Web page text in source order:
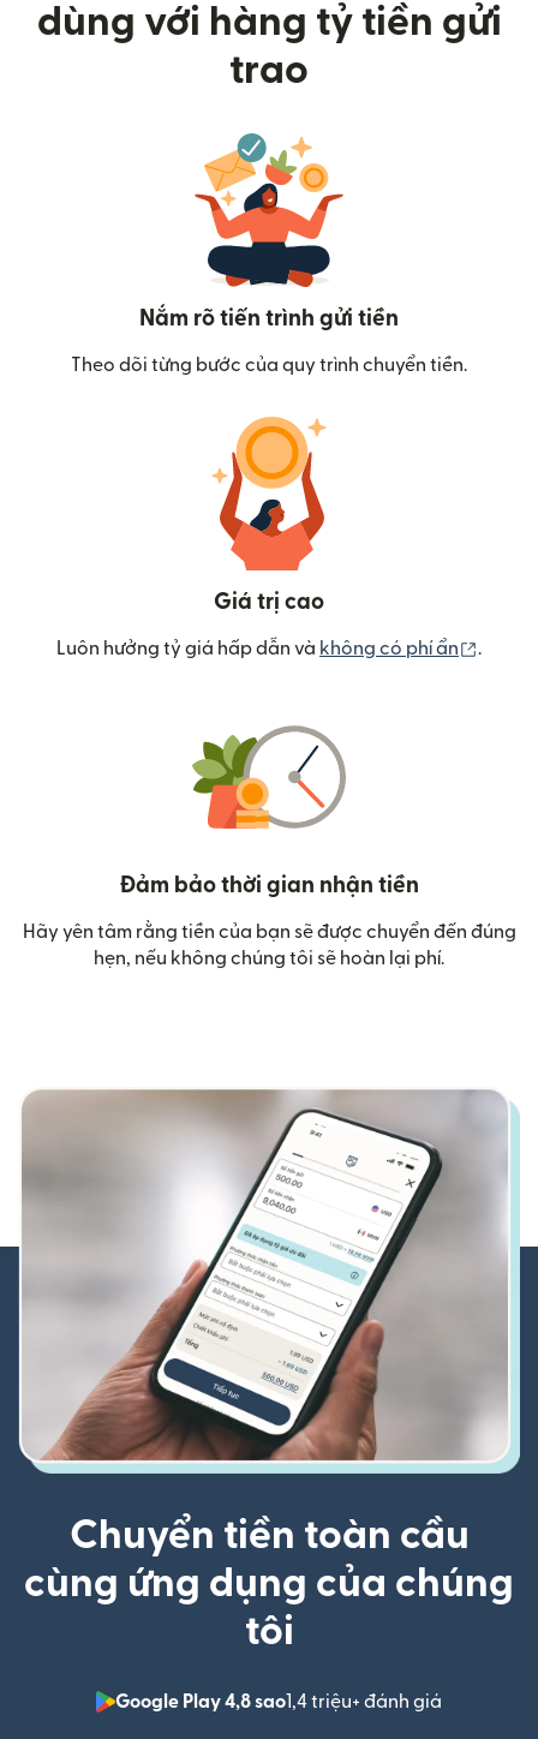
dùng với hàng tỷ tiền gửi
trao
Nắm rõ tiến trình gửi tiền
Theo dõi từng bước của quy trình chuyển tiền.
Giá trị cao
Luôn hưởng tỷ giá hấp dẫn và không có phí ẩn .
Đảm bảo thời gian nhận tiền
Hãy yên tâm rằng tiền của bạn sẽ được chuyển đến đúng
hẹn, nếu không chúng tôi sẽ hoàn lại phí.
Chuyển tiền toàn cầu
cùng ứng dụng của chúng
tôi
Google Play 4,8 sao1,4 triệu+ đánh giá